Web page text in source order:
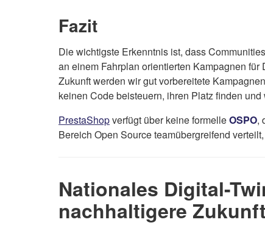
Fazit
Die wichtigste Erkenntnis ist, dass
an einem Fahrplan orientierten Kampagnen für
Zukunft werden wir gut vorbereitete
keinen Code beisteuern, ihren Platz finden
PrestaShopverfügt über keine formelleOSPO,
Bereich Open Source teamübergreifend
Nationales Digital-
nachhaltigere